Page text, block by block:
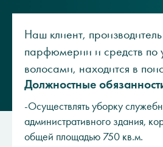
Наш клиент,
парфюмерии и средств по
волосами, находится в
Должностные
-Осуществлять уборку
административного здания,
общей площадью 750 кв.м.